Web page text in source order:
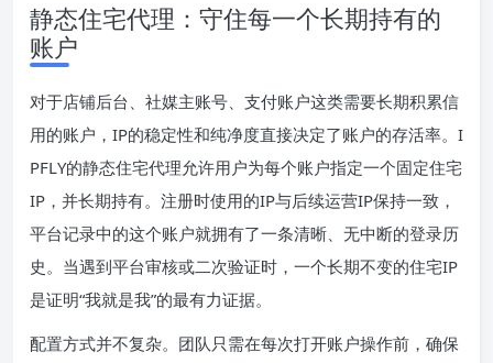
静态住宅代理：守住每一个长期持有的
账户
对于店铺后台、社媒主账号、支付账户这类需要长期积累信
用的账户，IP的稳定性和纯净度直接决定了账户的存活率。I
PFLY的静态住宅代理允许用户为每个账户指定一个固定住宅
IP，并长期持有。注册时使用的IP与后续运营IP保持一致，
平台记录中的这个账户就拥有了一条清晰、无中断的登录历
史。当遇到平台审核或二次验证时，一个长期不变的住宅IP
是证明“我就是我”的最有力证据。
配置方式并不复杂。团队只需在每次打开账户操作前，确保